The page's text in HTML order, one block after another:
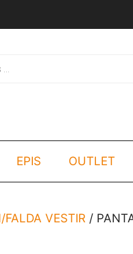
EPIS OUTLET
VESTIR /